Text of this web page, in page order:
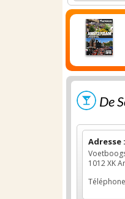
De
Adresse :
1012 XK